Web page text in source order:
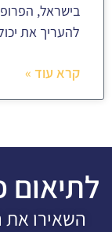
בישראל,
להעריך את
קרא עוד »
לתיאום
השאירו את